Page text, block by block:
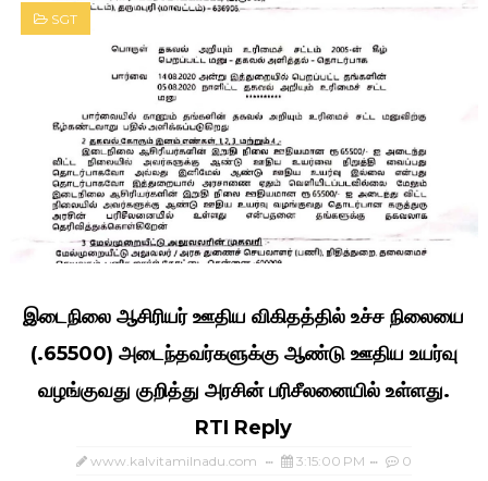
SGT
இடைநிலை ஆசிரியர் ஊதிய விகிதத்தில் உச்ச நிலையை
(₹.65500) அடைந்தவர்களுக்கு ஆண்டு ஊதிய உயர்வு
வழங்குவது குறித்து அரசின் பரிசீலனையில் உள்ளது.
RTI Reply
www.kalvitamilnadu.com 3:15:00 PM 0